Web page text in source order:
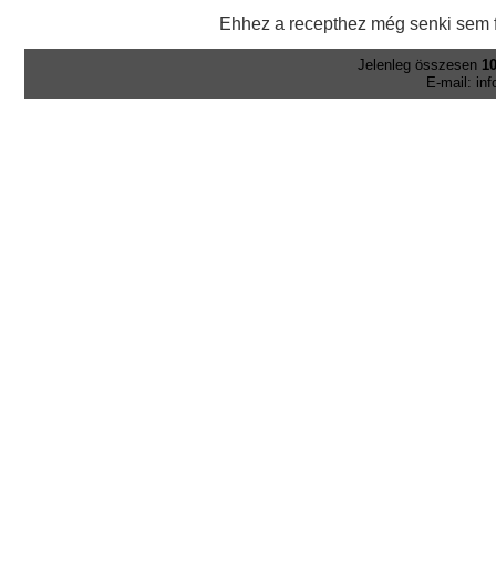
Ehhez a recepthez még senki sem
Jelenleg összesen
E-mail: